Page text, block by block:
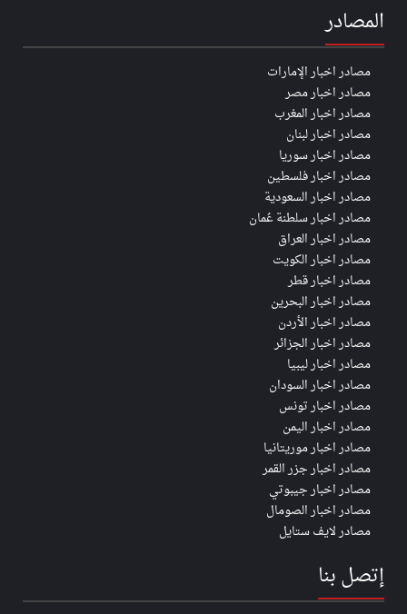
المصادر
مصادر اخبار الإمارات
مصادر اخبار مصر
مصادر اخبار المغرب
مصادر اخبار لبنان
مصادر اخبار سوريا
مصادر اخبار فلسطين
مصادر اخبار السعودية
مصادر اخبار سلطنة عُمان
مصادر اخبار العراق
مصادر اخبار الكويت
مصادر اخبار قطر
مصادر اخبار البحرين
مصادر اخبار الأردن
مصادر اخبار الجزائر
مصادر اخبار ليبيا
مصادر اخبار السودان
مصادر اخبار تونس
مصادر اخبار اليمن
مصادر اخبار موريتانيا
مصادر اخبار جزر القمر
مصادر اخبار جيبوتي
مصادر اخبار الصومال
مصادر لايف ستايل
إتصل بنا